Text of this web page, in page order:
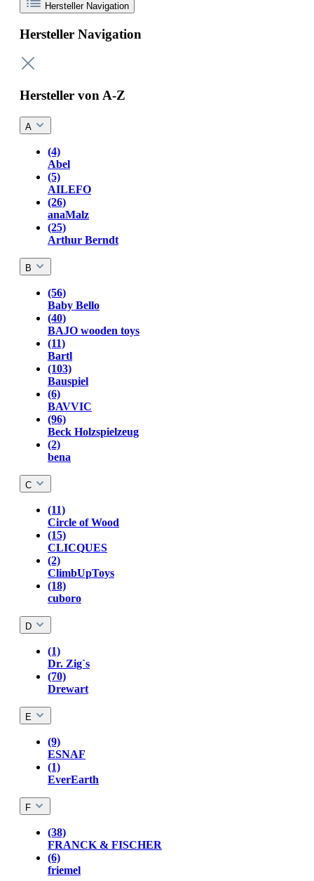
Hersteller Navigation
Hersteller Navigation
Hersteller von A-Z
A
(4)
Abel
(5)
AILEFO
(26)
anaMalz
(25)
Arthur Berndt
B
(56)
Baby Bello
(40)
BAJO wooden toys
(11)
Bartl
(103)
Bauspiel
(6)
BAVVIC
(96)
Beck Holzspielzeug
(2)
bena
C
(11)
Circle of Wood
(15)
CLICQUES
(2)
ClimbUpToys
(18)
cuboro
D
(1)
Dr. Zig`s
(70)
Drewart
E
(9)
ESNAF
(1)
EverEarth
F
(38)
FRANCK & FISCHER
(6)
friemel